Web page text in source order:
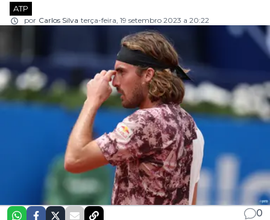
ATP
por Carlos Silva terça-feira, 19 setembro 2023 a 20:22
0